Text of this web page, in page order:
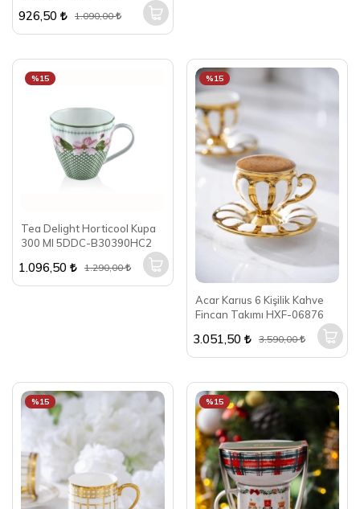
926,50 1.090,00
Tea Delight Horticool Kupa
300 Ml 5DDC-B30390HC2
%15
1.096,50 1.290,00
Acar Karıus 6 Kişilik Kahve
Fincan Takımı HXF-06876
%15
3.051,50 3.590,00
%15 %15